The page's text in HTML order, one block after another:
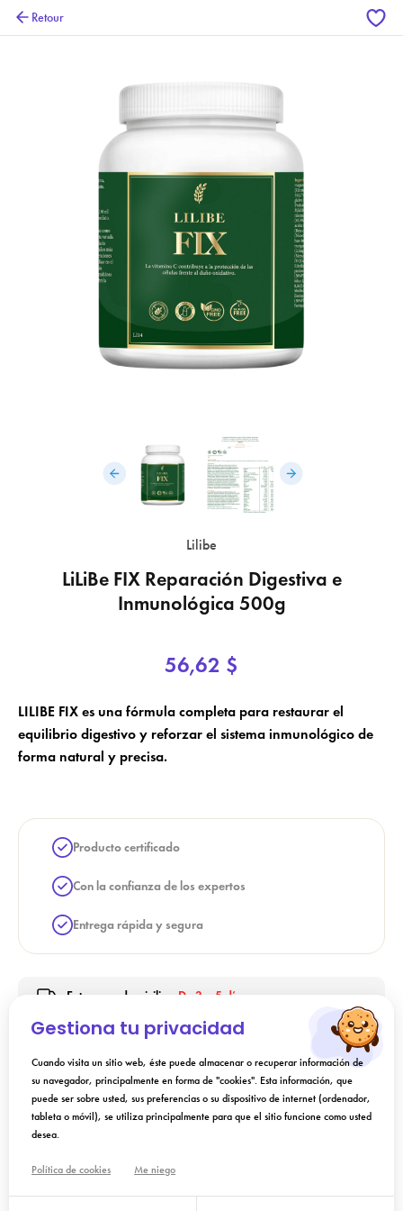
Retour
Lilibe
LiLiBe FIX Reparación Digestiva e
Inmunológica 500g
56,62 $
LILIBE FIX es una fórmula completa para restaurar el
equilibrio digestivo y reforzar el sistema inmunológico de
forma natural y precisa.
Producto certificado
Con la confianza de los expertos
Entrega rápida y segura
Entrega a domicilio - De 3 a 5 días
Indicación
Instrucciones de uso
Añadir a la lista de deseos
Nombre de la lista de deseos
Cancelar Crear lista de deseos
Iniciar sesión
Debe iniciar sesión para guardar productos en su lista de deseos.
Gestiona tu privacidad
Cuando visita un sitio web, éste puede almacenar o recuperar información de
su navegador, principalmente en forma de "cookies". Esta información, que
puede ser sobre usted, sus preferencias o su dispositivo de internet (ordenador,
tableta o móvil), se utiliza principalmente para que el sitio funcione como usted
desea.
Política de cookies Me niego